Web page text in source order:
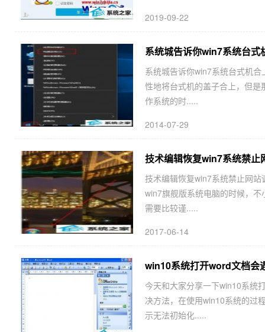
2019-09-22
系统城告诉你win7系统台式
系统城告诉你win7系统台式机
性地将台式机的盖子合上，但
作系统的时.....
2014-07-29
技术编辑恢复win7系统禁止
技术编辑恢复win7系统禁止网
win7旗舰版系统电脑的时候，
需要比较谨.....
2017-06-14
win10系统打开word文档会
今天和大家分享一下win10系统
决方法，在使用win10系统的过
示无法初始化.....